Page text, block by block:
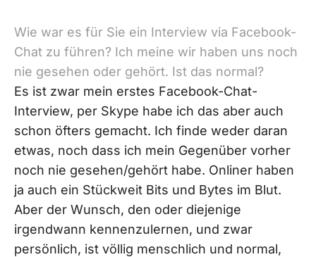
Wie war es für Sie ein Interview via Facebook-
Chat zu führen? Ich meine wir haben uns noch
nie gesehen oder gehört. Ist das normal?
Es ist zwar mein erstes Facebook-Chat-
Interview, per Skype habe ich das aber auch
schon öfters gemacht. Ich finde weder daran
etwas, noch dass ich mein Gegenüber vorher
noch nie gesehen/gehört habe. Onliner haben
ja auch ein Stückweit Bits und Bytes im Blut.
Aber der Wunsch, den oder diejenige
irgendwann kennenzulernen, und zwar
persönlich, ist völlig menschlich und normal,